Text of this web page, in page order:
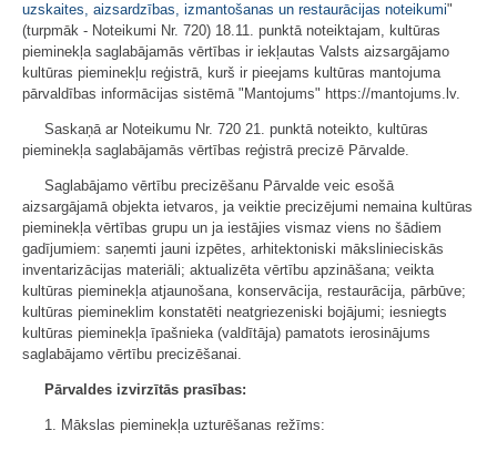
uzskaites, aizsardzības, izmantošanas un restaurācijas noteikumi"
(turpmāk - Noteikumi Nr. 720) 18.11. punktā noteiktajam, kultūras
pieminekļa saglabājamās vērtības ir iekļautas Valsts aizsargājamo
kultūras pieminekļu reģistrā, kurš ir pieejams kultūras mantojuma
pārvaldības informācijas sistēmā "Mantojums" https://mantojums.lv.
Saskaņā ar Noteikumu Nr. 720 21. punktā noteikto, kultūras
pieminekļa saglabājamās vērtības reģistrā precizē Pārvalde.
Saglabājamo vērtību precizēšanu Pārvalde veic esošā
aizsargājamā objekta ietvaros, ja veiktie precizējumi nemaina kultūras
pieminekļa vērtības grupu un ja iestājies vismaz viens no šādiem
gadījumiem: saņemti jauni izpētes, arhitektoniski mākslinieciskās
inventarizācijas materiāli; aktualizēta vērtību apzināšana; veikta
kultūras pieminekļa atjaunošana, konservācija, restaurācija, pārbūve;
kultūras piemineklim konstatēti neatgriezeniski bojājumi; iesniegts
kultūras pieminekļa īpašnieka (valdītāja) pamatots ierosinājums
saglabājamo vērtību precizēšanai.
Pārvaldes izvirzītās prasības:
1. Mākslas pieminekļa uzturēšanas režīms: